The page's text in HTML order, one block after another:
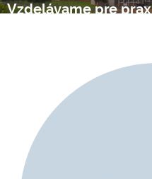
Vzdelávame pre prax